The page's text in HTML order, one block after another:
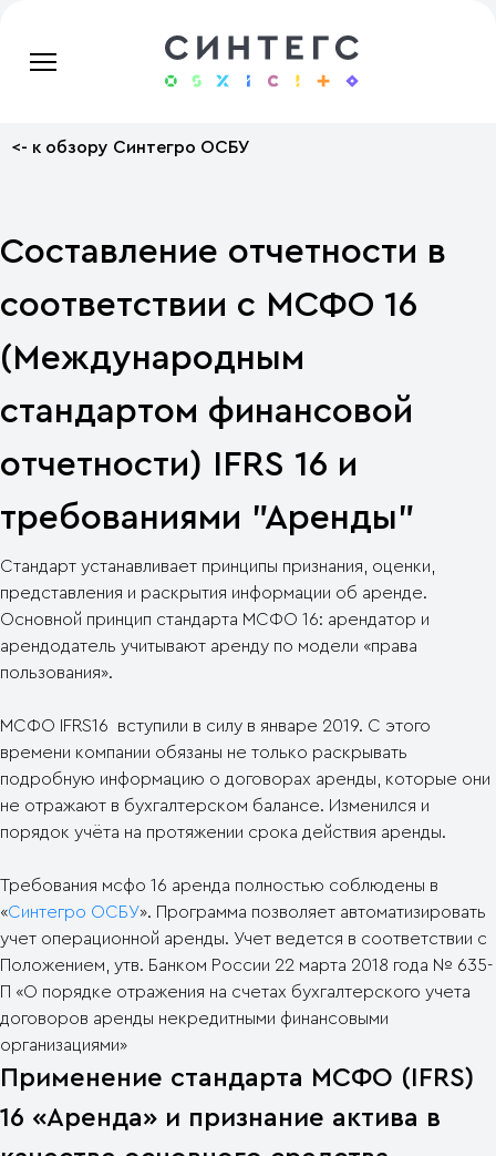
<- к обзору Синтегро ОСБУ
Составление отчетности в
соответствии с МСФО 16
(Международным
стандартом финансовой
отчетности) IFRS 16 и
требованиями "Аренды"
Стандарт устанавливает принципы признания, оценки,
представления и раскрытия информации об аренде.
Основной принцип стандарта МСФО 16: арендатор и
арендодатель учитывают аренду по модели «права
пользования».
МСФО IFRS16 вступили в силу в январе 2019. С этого
времени компании обязаны не только раскрывать
подробную информацию о договорах аренды, которые они
не отражают в бухгалтерском балансе. Изменился и
порядок учёта на протяжении срока действия аренды.
Требования мсфо 16 аренда полностью соблюдены в
«Синтегро ОСБУ». Программа позволяет автоматизировать
учет операционной аренды. Учет ведется в соответствии с
Положением, утв. Банком России 22 марта 2018 года № 635-
П «О порядке отражения на счетах бухгалтерского учета
договоров аренды некредитными финансовыми
организациями»
Применение стандарта МСФО (IFRS)
16 «Аренда» и признание актива в